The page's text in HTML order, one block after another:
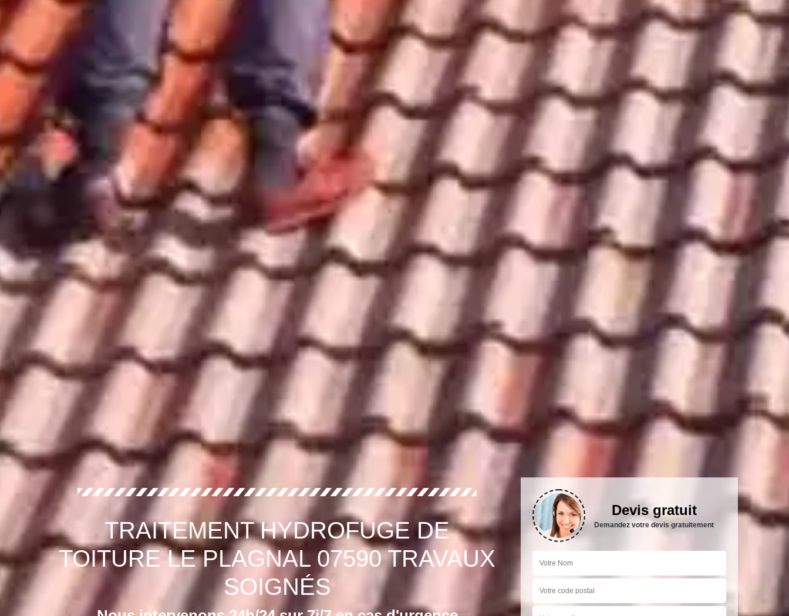
TRAITEMENT HYDROFUGE DE
TOITURE LE PLAGNAL 07590 TRAVAUX
SOIGNÉS
Devis gratuit
Demandez votre devis gratuitement